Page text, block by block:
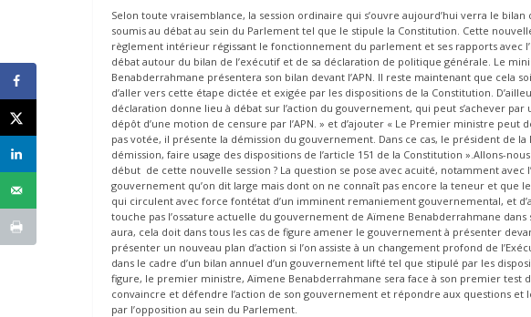
Selon toute vraisemblance, la session ordinaire qui s’ouvre aujourd’hui verra le
soumis au débat au sein du Parlement tel que le stipule la Constitution. Cette
règlement intérieur régissant le fonctionnement du parlement et ses rapports avec
débat autour du bilan de l’exécutif et de sa déclaration de politique générale. Le
Benabderrahmane présentera son bilan devant l’APN. Il reste maintenant que cela
d’aller vers cette étape dictée et exigée par les dispositions de la Constitution.
déclaration donne lieu à débat sur l’action du gouvernement, qui peut s’achever
dépôt d’une motion de censure par l’APN. » et d’ajouter « Le Premier ministre peut
pas votée, il présente la démission du gouvernement. Dans ce cas, le président de la
démission, faire usage des dispositions de l’article 151 de la Constitution ».Allons-
début de cette nouvelle session ? La question se pose avec acuité, notamment avec
gouvernement qu’on dit large mais dont on ne connaît pas encore la teneur et que
qui circulent avec force fontétat d’un imminent remaniement gouvernemental, et
touche pas l’ossature actuelle du gouvernement de Aïmene Benabderrahmane
aura, cela doit dans tous les cas de figure amener le gouvernement à présenter
présenter un nouveau plan d’action si l’on assiste à un changement profond de
dans le cadre d’un bilan annuel d’un gouvernement lifté tel que stipulé par les
figure, le premier ministre, Aïmene Benabderrahmane sera face à son premier test
convaincre et défendre l’action de son gouvernement et répondre aux questions
par l’opposition au sein du Parlement.